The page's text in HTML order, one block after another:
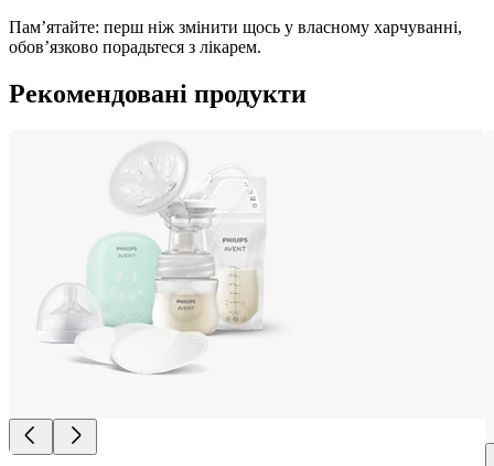
Пам’ятайте: перш ніж змінити щось у власному харчуванні,
обов’язково порадьтеся з лікарем.
Рекомендовані продукти